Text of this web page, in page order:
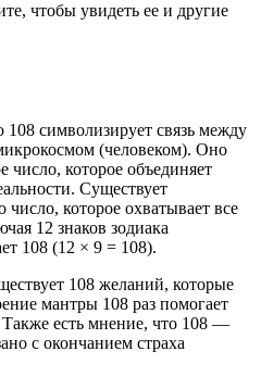
чтобы увидеть ее и другие
символизирует связь между
(человеком). Оно
число, которое объединяет
Существует
которое охватывает все
12 знаков зодиака
108 (12 × 9 = 108).
108 желаний, которые
мантры 108 раз помогает
Также есть мнение, что 108 —
с окончанием страха